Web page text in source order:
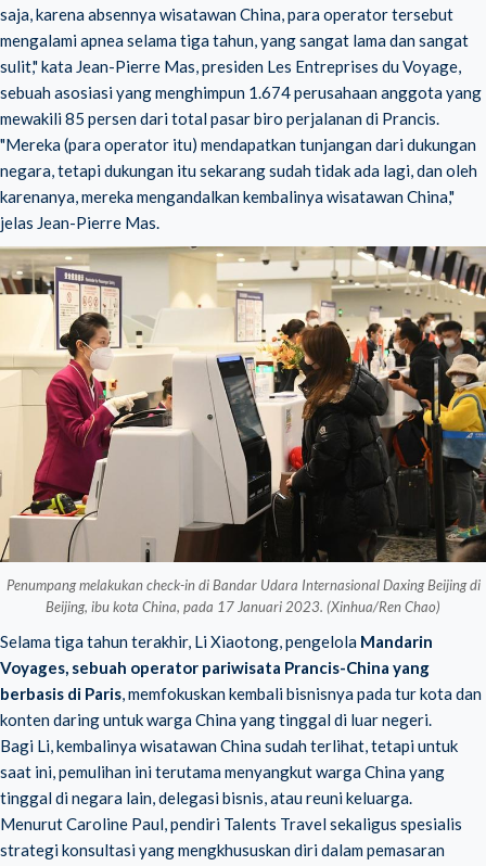
saja, karena absennya wisatawan China, para operator tersebut
mengalami apnea selama tiga tahun, yang sangat lama dan sangat
sulit," kata Jean-Pierre Mas, presiden Les Entreprises du Voyage,
sebuah asosiasi yang menghimpun 1.674 perusahaan anggota yang
mewakili 85 persen dari total pasar biro perjalanan di Prancis.
"Mereka (para operator itu) mendapatkan tunjangan dari dukungan
negara, tetapi dukungan itu sekarang sudah tidak ada lagi, dan oleh
karenanya, mereka mengandalkan kembalinya wisatawan China,"
jelas Jean-Pierre Mas.
Penumpang melakukan check-in di Bandar Udara Internasional Daxing Beijing di
Beijing, ibu kota China, pada 17 Januari 2023. (Xinhua/Ren Chao)
Selama tiga tahun terakhir, Li Xiaotong, pengelola Mandarin
Voyages, sebuah operator pariwisata Prancis-China yang
berbasis di Paris, memfokuskan kembali bisnisnya pada tur kota dan
konten daring untuk warga China yang tinggal di luar negeri.
Bagi Li, kembalinya wisatawan China sudah terlihat, tetapi untuk
saat ini, pemulihan ini terutama menyangkut warga China yang
tinggal di negara lain, delegasi bisnis, atau reuni keluarga.
Menurut Caroline Paul, pendiri Talents Travel sekaligus spesialis
strategi konsultasi yang mengkhususkan diri dalam pemasaran